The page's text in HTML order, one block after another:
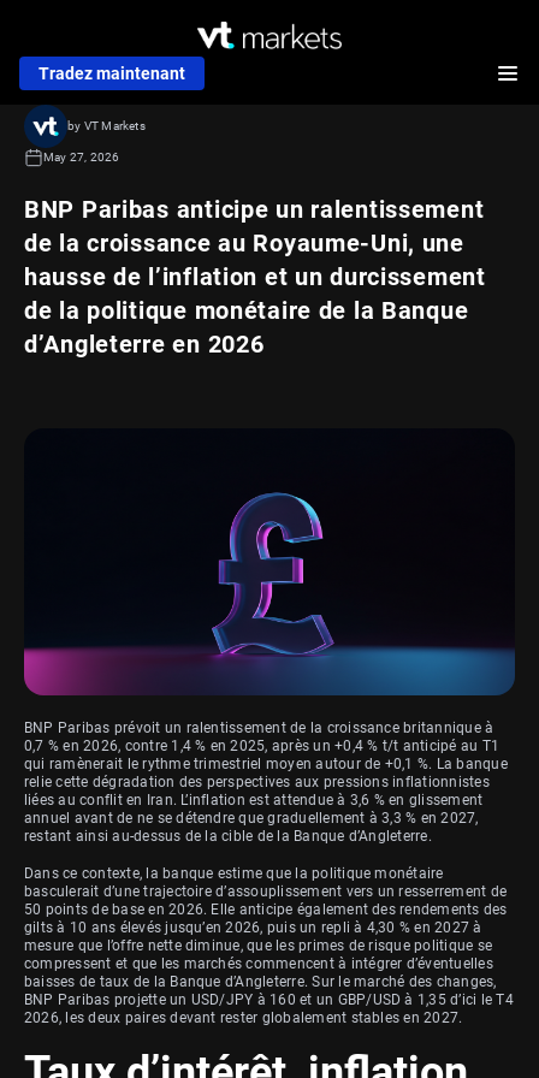
Tradez maintenant
BNP Paribas anticipe un ralentissement
de la croissance au Royaume-Uni, une
hausse de l’inflation et un durcissement
de la politique monétaire de la Banque
d’Angleterre en 2026
by VT Markets
May 27, 2026
BNP Paribas prévoit un ralentissement de la croissance britannique à
0,7 % en 2026, contre 1,4 % en 2025, après un +0,4 % t/t anticipé au T1
qui ramènerait le rythme trimestriel moyen autour de +0,1 %. La banque
relie cette dégradation des perspectives aux pressions inflationnistes
liées au conflit en Iran. L’inflation est attendue à 3,6 % en glissement
annuel avant de ne se détendre que graduellement à 3,3 % en 2027,
restant ainsi au-dessus de la cible de la Banque d’Angleterre.
Dans ce contexte, la banque estime que la politique monétaire
basculerait d’une trajectoire d’assouplissement vers un resserrement de
50 points de base en 2026. Elle anticipe également des rendements des
gilts à 10 ans élevés jusqu’en 2026, puis un repli à 4,30 % en 2027 à
mesure que l’offre nette diminue, que les primes de risque politique se
compressent et que les marchés commencent à intégrer d’éventuelles
baisses de taux de la Banque d’Angleterre. Sur le marché des changes,
BNP Paribas projette un USD/JPY à 160 et un GBP/USD à 1,35 d’ici le T4
2026, les deux paires devant rester globalement stables en 2027.